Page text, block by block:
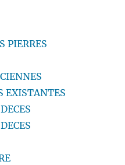
PIERRES
EXISTANTES